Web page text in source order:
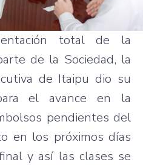
total de la
de la Sociedad, la
de Itaipu dio su
el avance en la
pendientes del
en los próximos días
y así las clases se